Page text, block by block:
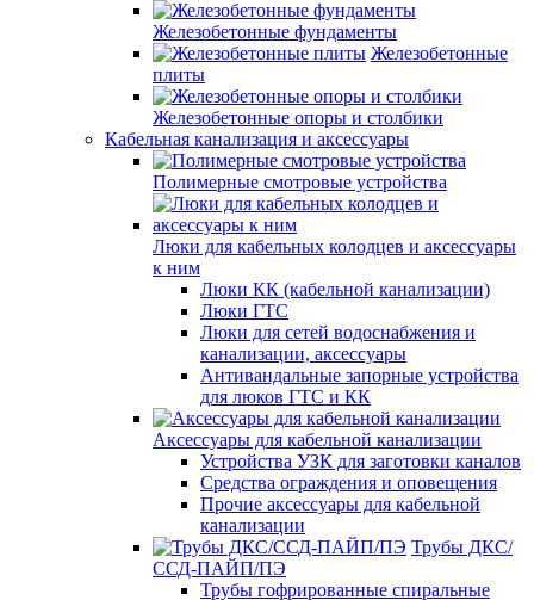
Железобетонные фундаменты
Железобетонные
плиты
Железобетонные опоры и столбики
Кабельная канализация и аксессуары
Полимерные смотровые устройства
Люки для кабельных колодцев и аксессуары
к ним
Люки КК (кабельной канализации)
Люки ГТС
Люки для сетей водоснабжения и
канализации, аксессуары
Антивандальные запорные устройства
для люков ГТС и КК
Аксессуары для кабельной канализации
Устройства УЗК для заготовки каналов
Средства ограждения и оповещения
Прочие аксессуары для кабельной
канализации
Трубы ДКС/
ССД-ПАЙП/ПЭ
Трубы гофрированные спиральные